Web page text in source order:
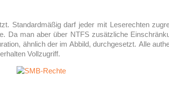
Standardmäßig darf jeder mit Leserechten
Da man aber über NTFS zusätzliche
ähnlich der im Abbild, durchgesetzt. Alle
Vollzugriff.